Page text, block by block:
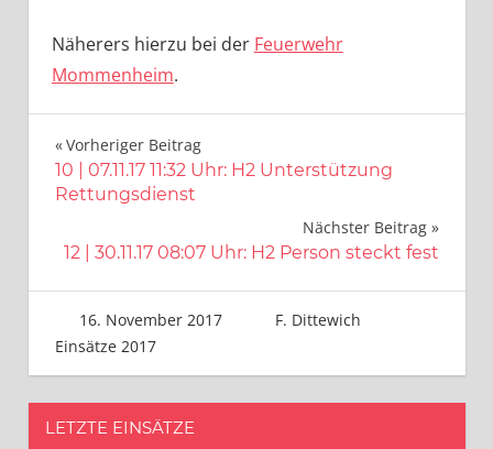
Näherers hierzu bei der Feuerwehr
Mommenheim.
Beitragsnavigation
Vorheriger Beitrag
10 | 07.11.17 11:32 Uhr: H2 Unterstützung
Rettungsdienst
Nächster Beitrag
12 | 30.11.17 08:07 Uhr: H2 Person steckt fest
16. November 2017
F. Dittewich
Einsätze 2017
LETZTE EINSÄTZE